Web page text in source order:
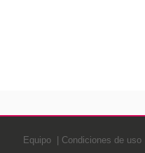
Equipo Condiciones de uso